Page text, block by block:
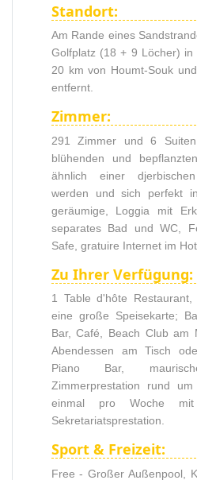
Standort:
Am Rande eines
Golfplatz (18 + 9 Löcher)
20 km von Houmt-Souk
entfernt.
Zimmer:
291 Zimmer und 6
blühenden und
ähnlich einer
werden und sich perfekt
geräumige, Loggia mit
separates Bad und WC,
Safe, gratuire Internet im
Zu Ihrer Verfügung:
1 Table d'hôte
eine große Speisekarte;
Bar, Café, Beach Club am
Abendessen am Tisch
Piano Bar,
Zimmerprestation rund
einmal pro Woche mit
Sekretariatsprestation.
Sport & Freizeit:
Free - Großer Außenpool,